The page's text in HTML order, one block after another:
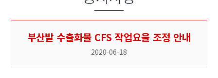
부산발 수출화물 CFS 작업요율 조정 안내
2020-06-18